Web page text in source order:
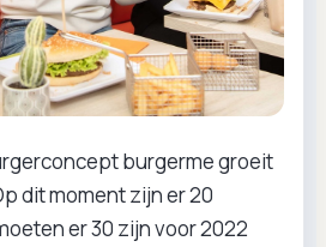
burgerme groeit
dit moment zijn er 20
er 30 zijn voor 2022